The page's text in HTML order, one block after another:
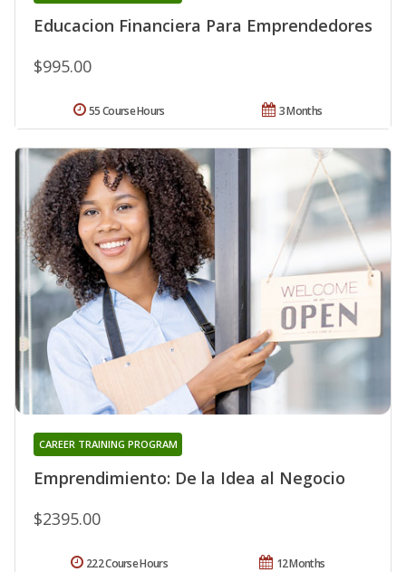
Educacion Financiera Para Emprendedores
$995.00
3 Months
55 Course Hours
Emprendimiento: De la Idea al Negocio
CAREER TRAINING PROGRAM
$2395.00
12 Months
222 Course Hours